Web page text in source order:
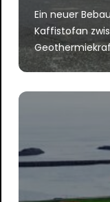
Ein neuer
Kaffistofan